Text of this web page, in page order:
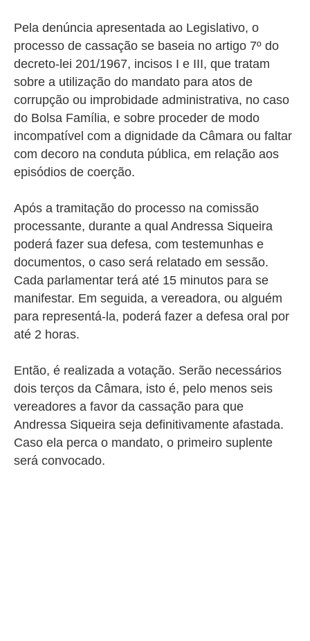
Pela denúncia apresentada ao Legislativo, o
processo de cassação se baseia no artigo 7º do
decreto-lei 201/1967, incisos I e III, que tratam
sobre a utilização do mandato para atos de
corrupção ou improbidade administrativa, no caso
do Bolsa Família, e sobre proceder de modo
incompatível com a dignidade da Câmara ou faltar
com decoro na conduta pública, em relação aos
episódios de coerção.
Após a tramitação do processo na comissão
processante, durante a qual Andressa Siqueira
poderá fazer sua defesa, com testemunhas e
documentos, o caso será relatado em sessão.
Cada parlamentar terá até 15 minutos para se
manifestar. Em seguida, a vereadora, ou alguém
para representá-la, poderá fazer a defesa oral por
até 2 horas.
Então, é realizada a votação. Serão necessários
dois terços da Câmara, isto é, pelo menos seis
vereadores a favor da cassação para que
Andressa Siqueira seja definitivamente afastada.
Caso ela perca o mandato, o primeiro suplente
será convocado.